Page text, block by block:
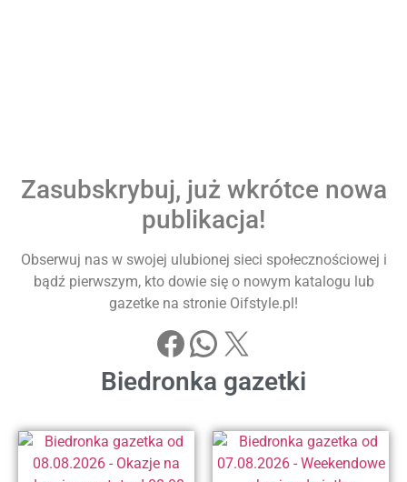
Zasubskrybuj, już wkrótce nowa
publikacja!
Obserwuj nas w swojej ulubionej sieci społecznościowej i
bądź pierwszym, kto dowie się o nowym katalogu lub
gazetke na stronie Oifstyle.pl!
Biedronka gazetki